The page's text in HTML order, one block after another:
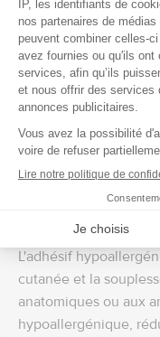
ce qui réduit les
contamination croisée.
Sa haute
et à la peau péri-
de macération et
plusieurs jours (2 fois
Le film OPSITE Post-
opératoire de
L'adhésif
cutanée et la
anatomiques ou aux
hypoallergénique,